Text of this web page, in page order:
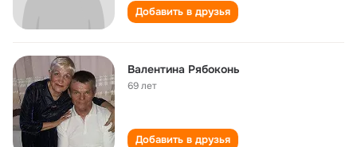
Добавить в друзья
Валентина Рябоконь
69 лет
Добавить в друзья